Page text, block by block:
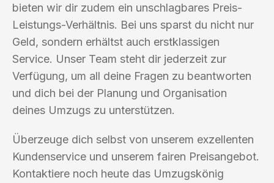
bieten wir dir zudem ein unschlagbares Preis-
Leistungs-Verhältnis. Bei uns sparst du nicht nur
Geld, sondern erhältst auch erstklassigen
Service. Unser Team steht dir jederzeit zur
Verfügung, um all deine Fragen zu beantworten
und dich bei der Planung und Organisation
deines Umzugs zu unterstützen.
Überzeuge dich selbst von unserem exzellenten
Kundenservice und unserem fairen Preisangebot.
Kontaktiere noch heute das Umzugskönig